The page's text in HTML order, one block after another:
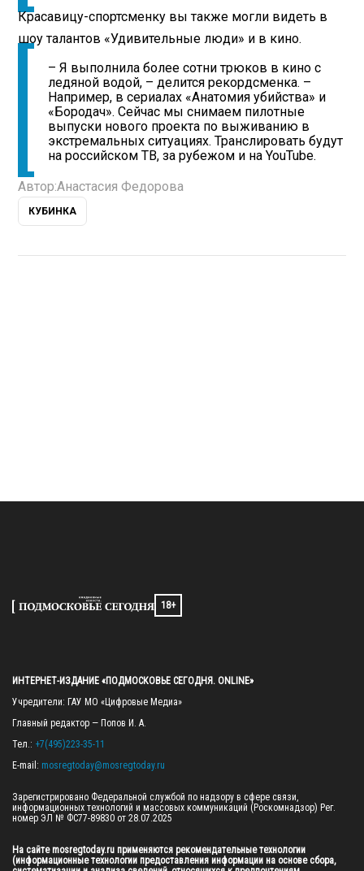
Красавицу-спортсменку вы также могли видеть в
шоу талантов «Удивительные люди» и в кино.
– Я выполнила более сотни трюков в кино с
ледяной водой, – делится рекордсменка. –
Например, в сериалах «Анатомия убийства» и
«Бородач». Сейчас мы снимаем пилотные
выпуски нового проекта по выживанию в
экстремальных ситуациях. Транслировать будут
на российском ТВ, за рубежом и на YouTube.
Автор:Анастасия Федорова
КУБИНКА
18+
ИНТЕРНЕТ-ИЗДАНИЕ «ПОДМОСКОВЬЕ СЕГОДНЯ. ONLINE»
Учредители: ГАУ МО «Цифровые Медиа»
Главный редактор — Попов И. А.
Тел.: +7(495)223-35-11
E-mail: mosregtoday@mosregtoday.ru
Зарегистрировано Федеральной службой по надзору в сфере связи,
информационных технологий и массовых коммуникаций (Роскомнадзор) Рег.
номер ЭЛ № ФС77-89830 от 28.07.2025
На сайте mosregtoday.ru применяются рекомендательные технологии
(информационные технологии предоставления информации на основе сбора,